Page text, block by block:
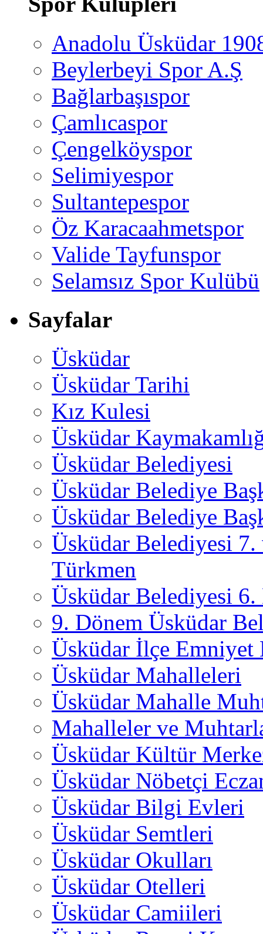
Anadolu Üsküdar
Beylerbeyi Spor A.Ş
Bağlarbaşıspor
Çamlıcaspor
Çengelköyspor
Selimiyespor
Sultantepespor
Öz Karacaahmetspor
Valide Tayfunspor
Selamsız Spor Kulübü
Sayfalar
Üsküdar
Üsküdar Tarihi
Kız Kulesi
Üsküdar
Üsküdar Belediyesi
Üsküdar Belediye
Üsküdar Belediye
Üsküdar Belediyesi
Türkmen
Üsküdar Belediyesi 6.
9. Dönem Üsküdar
Üsküdar İlçe
Üsküdar Mahalleleri
Üsküdar Mahalle
Mahalleler ve
Üsküdar Kültür
Üsküdar Nöbetçi
Üsküdar Bilgi Evleri
Üsküdar Semtleri
Üsküdar Okulları
Üsküdar Otelleri
Üsküdar Camiileri